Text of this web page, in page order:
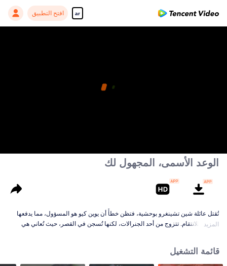
ar افتح التطبيق
الوعد الأسمى، المجهول لك
تُقتل عائلة شين تشينغرو بوحشية، فتظن خطأً أن يوين كيو هو المسؤول، مما يدفعها
للسعي للانتقام. تتزوج من أحد الجنرالات، لكنها تُسجن في القصر، حيث تُعاني هي
أميرةً لتسانغتشو، لتجد الخلاص وسط صراعات السلطة.
المزيد
قائمة التشغيل